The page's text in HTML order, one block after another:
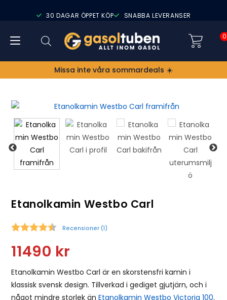
30 DAGAR ÖPPET KÖP SNABBA LEVERANSER
0
Missa inte våra sommardeals ☀️
Etanolkamin Westbo Carl
Recensioner (1)
11490 kr
Etanolkamin Westbo Carl är en skorstensfri kamin i
klassisk svensk design. Tillverkad i gediget gjutjärn, och i
något mindre storlek änEtanolkamin Westbo Victoria 100.